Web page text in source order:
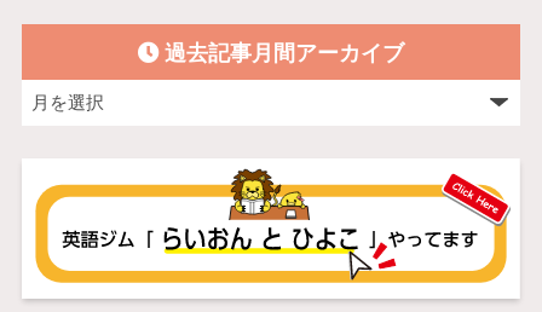
過去記事月間アーカイブ